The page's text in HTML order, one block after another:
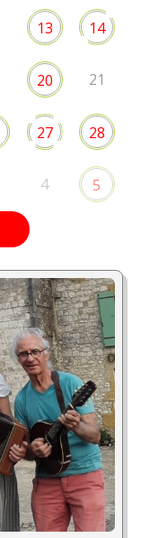
13 14
20 21
27 28
4 5